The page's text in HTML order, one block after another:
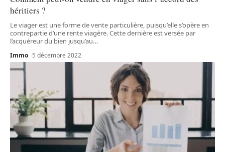
héritiers ?
Le viager est une forme de vente particulière, puisqu’elle s’opère en
contrepartie d’une rente viagère. Cette dernière est versée par
l’acquéreur du bien jusqu’au…
Immo 5 décembre 2022